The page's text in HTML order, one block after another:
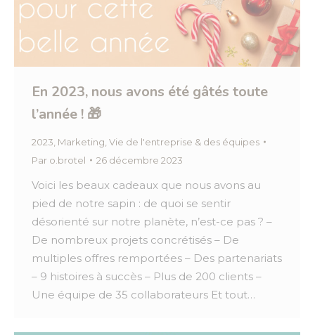
En 2023, nous avons été gâtés toute
l’année ! 🎁
2023 Marketing Vie de l'entreprise & des équipes
Par o.brotel 26 décembre 2023
Voici les beaux cadeaux que nous avons au
pied de notre sapin : de quoi se sentir
désorienté sur notre planète, n’est-ce pas ? –
De nombreux projets concrétisés – De
multiples offres remportées – Des partenariats
– 9 histoires à succès – Plus de 200 clients –
Une équipe de 35 collaborateurs Et tout…